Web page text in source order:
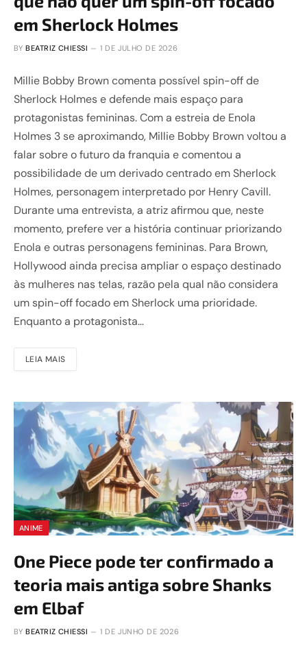
em Sherlock Holmes
BY BEATRIZ CHIESSI 1 DE JULHO DE 2026
Millie Bobby Brown comenta possível spin-off de
Sherlock Holmes e defende mais espaço para
protagonistas femininas. Com a estreia de Enola
Holmes 3 se aproximando, Millie Bobby Brown voltou a
falar sobre o futuro da franquia e comentou a
possibilidade de um derivado centrado em Sherlock
Holmes, personagem interpretado por Henry Cavill.
Durante uma entrevista, a atriz afirmou que, neste
momento, prefere ver a história continuar priorizando
Enola e outras personagens femininas. Para Brown,
Hollywood ainda precisa ampliar o espaço destinado
às mulheres nas telas, razão pela qual não considera
um spin-off focado em Sherlock uma prioridade.
Enquanto a protagonista…
LEIA MAIS
ANIME
One Piece pode ter confirmado a
teoria mais antiga sobre Shanks
em Elbaf
BY BEATRIZ CHIESSI 1 DE JUNHO DE 2026